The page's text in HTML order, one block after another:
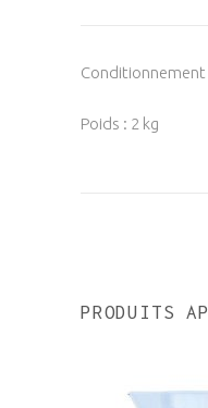
Conditionnement
Poids : 2 kg
PRODUITS